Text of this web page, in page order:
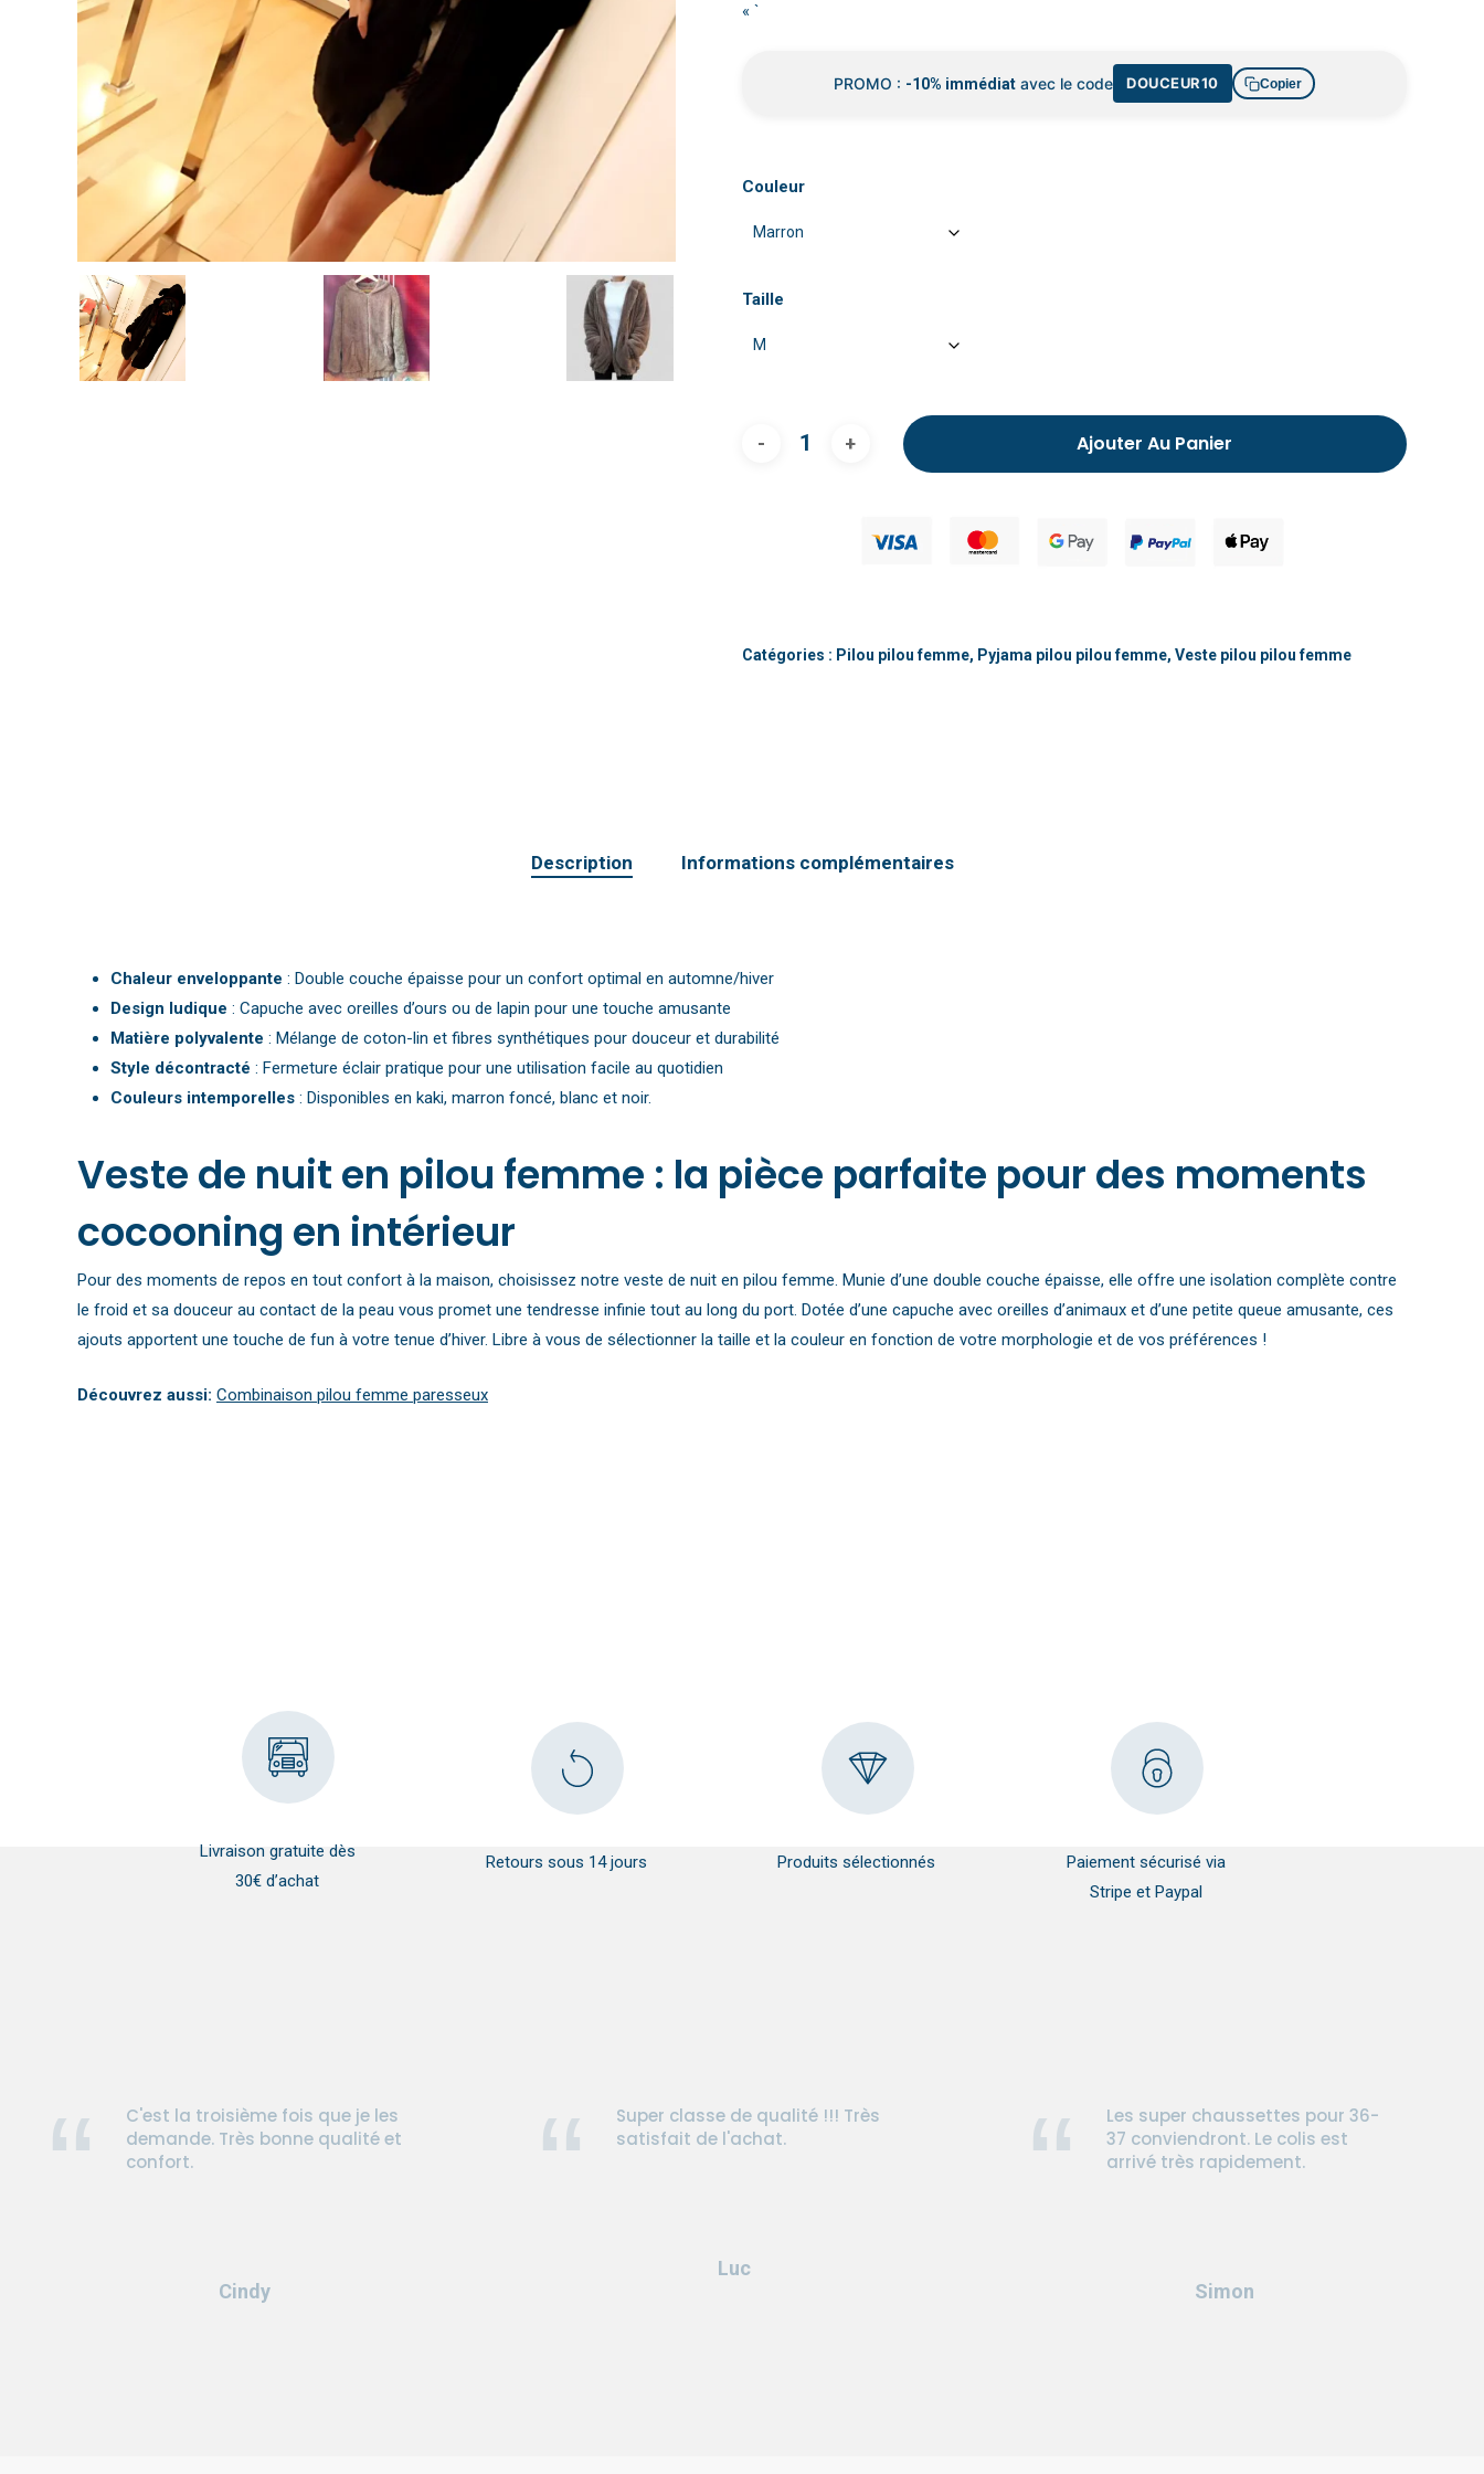
« `
PROMO : -10% immédiat avec le code DOUCEUR10 Copier
Couleur
Taille
Ajouter Au Panier
Catégories : Pilou pilou femme, Pyjama pilou pilou femme, Veste pilou pilou femme
Description Informations complémentaires
Chaleur enveloppante : Double couche épaisse pour un confort optimal en automne/hiver
Design ludique : Capuche avec oreilles d’ours ou de lapin pour une touche amusante
Matière polyvalente : Mélange de coton-lin et fibres synthétiques pour douceur et durabilité
Style décontracté : Fermeture éclair pratique pour une utilisation facile au quotidien
Couleurs intemporelles : Disponibles en kaki, marron foncé, blanc et noir.
Veste de nuit en pilou femme : la pièce parfaite pour des moments
cocooning en intérieur
Pour des moments de repos en tout confort à la maison, choisissez notre veste de nuit en pilou femme. Munie d’une double couche épaisse, elle offre une isolation complète contre
le froid et sa douceur au contact de la peau vous promet une tendresse infinie tout au long du port. Dotée d’une capuche avec oreilles d’animaux et d’une petite queue amusante, ces
ajouts apportent une touche de fun à votre tenue d’hiver. Libre à vous de sélectionner la taille et la couleur en fonction de votre morphologie et de vos préférences !
Découvrez aussi: Combinaison pilou femme paresseux
Livraison gratuite dès
30€ d’achat
Retours sous 14 jours Produits sélectionnés
Paiement sécurisé via
Stripe et Paypal
C'est la troisième fois que je les
demande. Très bonne qualité et
confort.
Cindy
Super classe de qualité !!! Très
satisfait de l'achat.
Luc
Les super chaussettes pour 36-
37 conviendront. Le colis est
arrivé très rapidement.
Simon